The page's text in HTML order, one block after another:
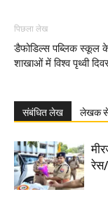
पिछला लेख
डैफोडिल्स पब्लिक स्कूल के
शाखाओं में विश्व पृथ्वी
संबंधित लेख लेखक
रेस/